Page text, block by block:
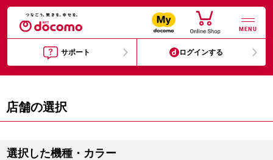
MENU
サポート ログインする
店舗の選択
選択した機種・カラー